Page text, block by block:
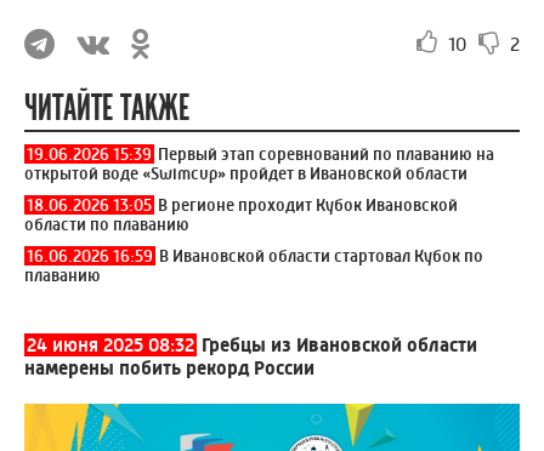
10 2
ЧИТАЙТЕ ТАКЖЕ
19.06.2026 15:39 Первый этап соревнований по плаванию на
открытой воде «Swimсup» пройдет в Ивановской области
18.06.2026 13:05 В регионе проходит Кубок Ивановской
области по плаванию
16.06.2026 16:59 В Ивановской области стартовал Кубок по
плаванию
24 июня 2025 08:32 Гребцы из Ивановской области
намерены побить рекорд России